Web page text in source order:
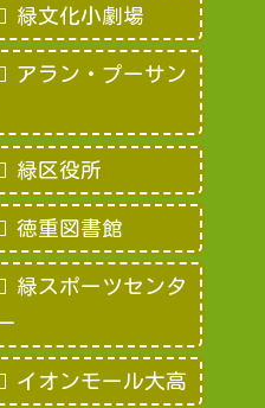
緑文化小劇場
アラン・プーサン
緑区役所
徳重図書館
緑スポーツセンタ
イオンモール大高